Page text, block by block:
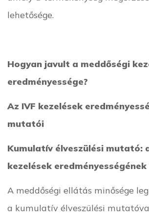
lehetősége.
Hogyan javult a meddőségi
eredményessége?
Az IVF kezelések
mutatói
Kumulatív élveszülési mutató:
kezelések eredményességének
A meddőségi ellátás minősége
a kumulatív élveszülési